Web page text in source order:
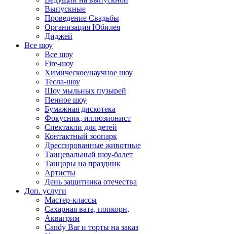
Выпускные
Проведение Свадьбы
Организация Юбилея
Диджей
Все шоу
Все шоу
Fire-шоу
Химическое/научное шоу
Тесла-шоу
Шоу мыльных пузырей
Пенное шоу
Бумажная дискотека
Фокусник, иллюзионист
Спектакли для детей
Контактный зоопарк
Дрессированные животные
Танцевальный шоу-балет
Танцоры на праздник
Артисты
День защитника отечества
Доп. услуги
Мастер-классы
Сахарная вата, попкорн,
Аквагрим
Candy Bar и торты на заказ